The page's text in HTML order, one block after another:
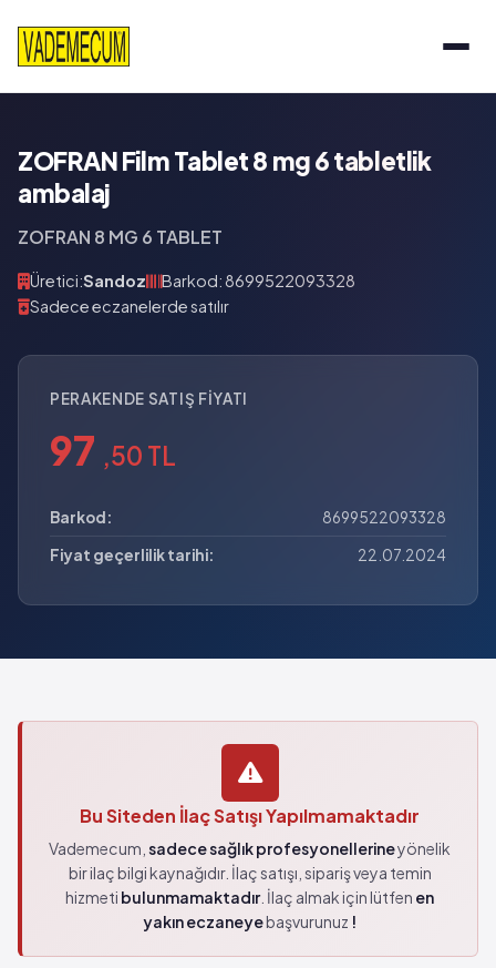
ZOFRAN Film Tablet 8 mg 6 tabletlik
ambalaj
ZOFRAN 8 MG 6 TABLET
Üretici:Sandoz
Barkod: 8699522093328
Sadece eczanelerde satılır
PERAKENDE SATIŞ FIYATI
97 ,50 TL
Barkod:
8699522093328
Fiyat geçerlilik tarihi:
22.07.2024
Bu Siteden İlaç Satışı Yapılmamaktadır
Vademecum, sadece sağlık profesyonellerineyönelik
bir ilaç bilgi kaynağıdır. İlaç satışı, sipariş veya temin
hizmeti bulunmamaktadır. İlaç almak için lütfen en
yakın eczaneyebaşvurunuz !